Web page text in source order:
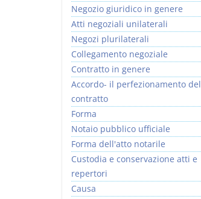
Negozio giuridico in genere
Atti negoziali unilaterali
Negozi plurilaterali
Collegamento negoziale
Contratto in genere
Accordo- il perfezionamento del
contratto
Forma
Notaio pubblico ufficiale
Forma dell'atto notarile
Custodia e conservazione atti e
repertori
Causa